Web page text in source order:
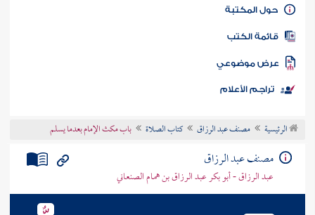
كتاب الأمة
المكتبة
الكتب
موضوعي
تراجم الأعلام
الرئيسية مصنف عبد الرزاق كتاب الصلاة باب مكث الإمام بعدما يسلم
مصنف عبد الرزاق
عبد الرزاق - أبو بكر عبد الرزاق بن همام الصنعاني